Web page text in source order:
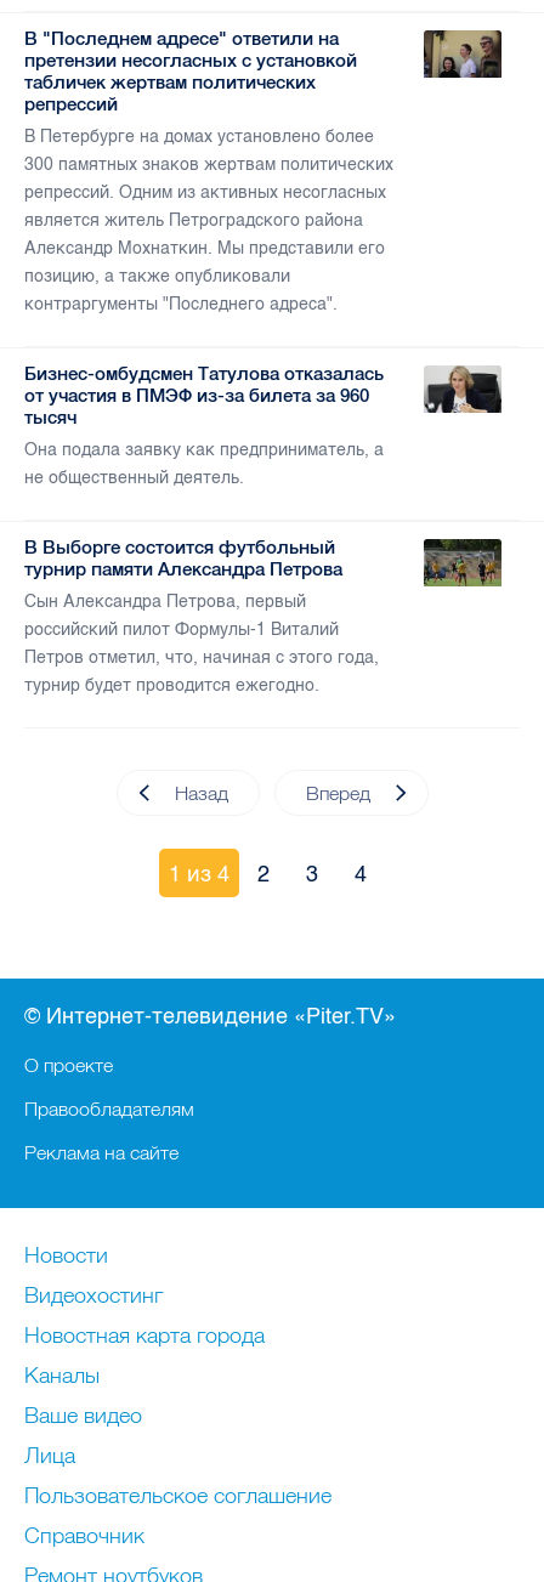
В "Последнем адресе" ответили на
претензии несогласных с установкой
табличек жертвам политических
репрессий
В Петербурге на домах установлено более
300 памятных знаков жертвам политических
репрессий. Одним из активных несогласных
является житель Петроградского района
Александр Мохнаткин. Мы представили его
позицию, а также опубликовали
контраргументы "Последнего адреса".
Бизнес-омбудсмен Татулова отказалась
от участия в ПМЭФ из-за билета за 960
тысяч
Она подала заявку как предприниматель, а
не общественный деятель.
В Выборге состоится футбольный
турнир памяти Александра Петрова
Сын Александра Петрова, первый
российский пилот Формулы-1 Виталий
Петров отметил, что, начиная с этого года,
турнир будет проводится ежегодно.
Назад Вперед
1 из 4 2 3 4
© Интернет-телевидение «Piter.TV»
О проекте
Правообладателям
Реклама на сайте
Новости
Видеохостинг
Новостная карта города
Каналы
Ваше видео
Лица
Пользовательское соглашение
Справочник
Ремонт нoутбуков